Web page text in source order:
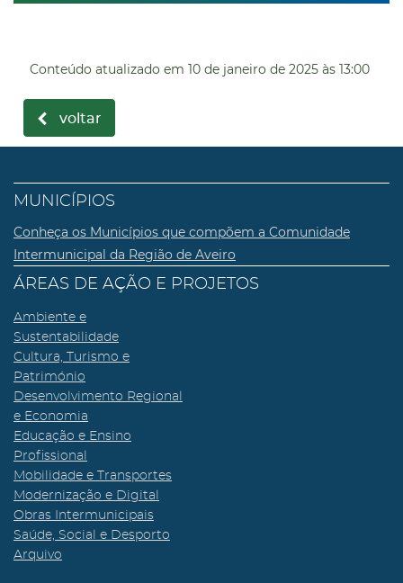
Conteúdo atualizado em 10 de janeiro de 2025 às 13:00
voltar
MUNICÍPIOS
Conheça os Municípios que compõem a Comunidade
Intermunicipal da Região de Aveiro
ÁREAS DE AÇÃO E PROJETOS
Ambiente e
Sustentabilidade
Cultura, Turismo e
Património
Desenvolvimento Regional
e Economia
Educação e Ensino
Profissional
Mobilidade e Transportes
Modernização e Digital
Obras Intermunicipais
Saúde, Social e Desporto
Arquivo